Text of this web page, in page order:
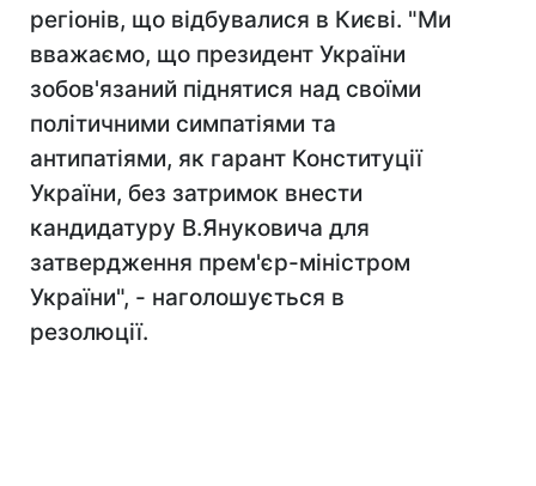
регіонів, що відбувалися в Києві. "Ми
вважаємо, що президент України
зобов'язаний піднятися над своїми
політичними симпатіями та
антипатіями, як гарант Конституції
України, без затримок внести
кандидатуру В.Януковича для
затвердження прем'єр-міністром
України", - наголошується в
резолюції.